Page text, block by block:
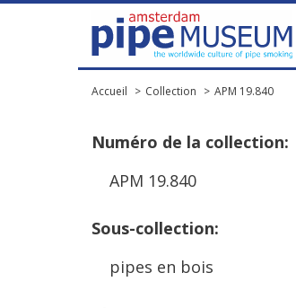
Accueil Collection APM 19.840
Numéro de la collection:
APM 19.840
Sous-collection:
pipes en bois